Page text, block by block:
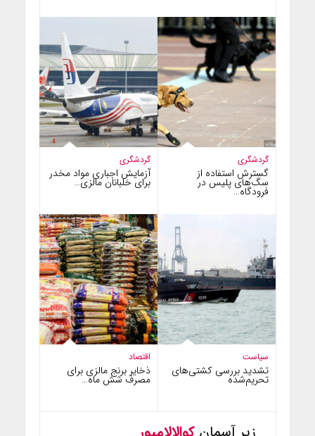
گردشگری
آزمایش اجباری مواد مخدر
برای خلبانان مالزی…
گردشگری
گسترش استفاده از
سگ‌های پلیس در
فرودگاه…
اقتصاد
ذخایر برنج مالزی برای
مصرف شش ماه…
سیاست
تشدید بررسی کشتی‌های
تحریم‌شده